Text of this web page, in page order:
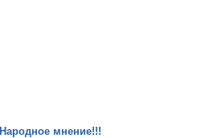
Народное мнение!!!